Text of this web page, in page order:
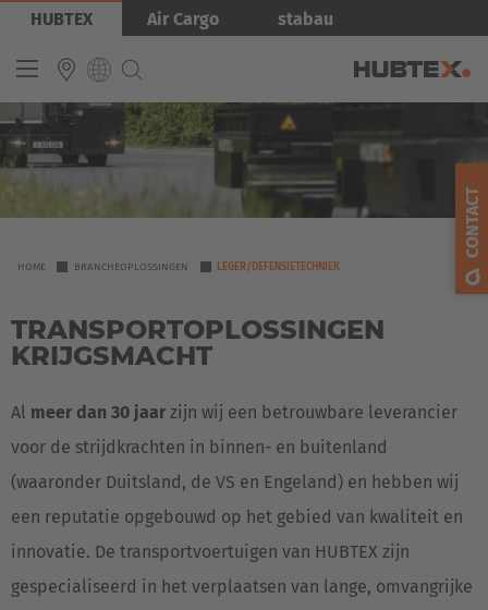
Overslaan
naar
inhoud
gaan
HUBTEX Air Cargo stabau
INTERNATIONAL
English
Español
Afbeelding
YOU
HERE
HOME BRANCHEOPLOSSINGEN LEGER/DEFENSIETECHNIEK
TRANSPORTOPLOSSINGEN
KRIJGSMACHT
Al meer dan 30 jaar zijn wij een betrouwbare leverancier
voor de strijdkrachten in binnen- en buitenland
(waaronder Duitsland, de VS en Engeland) en hebben wij
een reputatie opgebouwd op het gebied van kwaliteit en
innovatie. De transportvoertuigen van HUBTEX zijn
gespecialiseerd in het verplaatsen van lange, omvangrijke
CONTACT